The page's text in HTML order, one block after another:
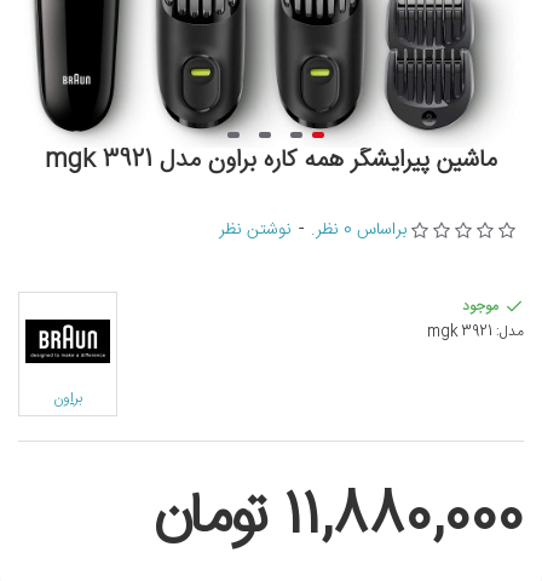
ماشین پیرایشگر همه کاره براون مدل mgk 3921
موجود
مدل: mgk 3921
براون
براساس 0 نظر. - نوشتن نظر
11,880,000 تومان